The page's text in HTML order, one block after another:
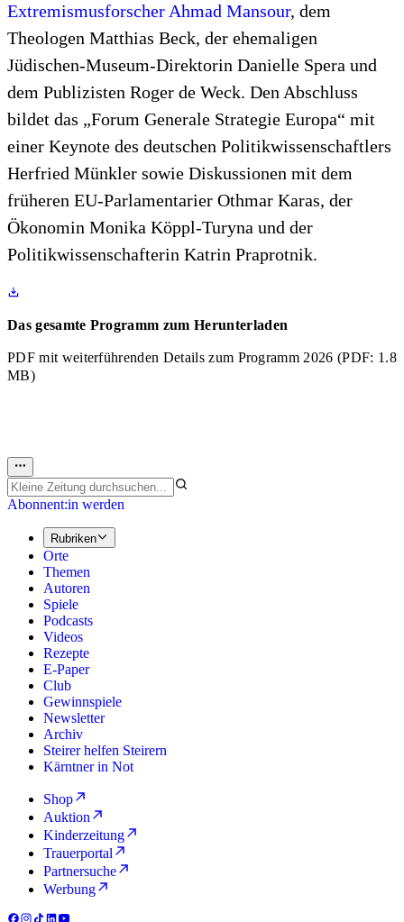
Extremismusforscher Ahmad Mansour, dem
Theologen Matthias Beck, der ehemaligen
Jüdischen-Museum-Direktorin Danielle Spera und
dem Publizisten Roger de Weck. Den Abschluss
bildet das „Forum Generale Strategie Europa“ mit
einer Keynote des deutschen Politikwissenschaftlers
Herfried Münkler sowie Diskussionen mit dem
früheren EU-Parlamentarier Othmar Karas, der
Ökonomin Monika Köppl-Turyna und der
Politikwissenschafterin Katrin Praprotnik.
Das gesamte Programm zum Herunterladen
PDF mit weiterführenden Details zum Programm 2026(PDF: 1.8
MB)
Abonnent:in werden
Rubriken
Orte
Themen
Autoren
Spiele
Podcasts
Videos
Rezepte
E-Paper
Club
Gewinnspiele
Newsletter
Archiv
Steirer helfen Steirern
Kärntner in Not
Shop
Auktion
Kinderzeitung
Trauerportal
Partnersuche
Werbung